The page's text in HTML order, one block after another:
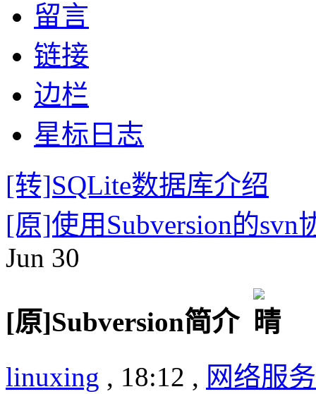
留言
链接
边栏
星标日志
[转]SQLite数据库介绍
[原]使用Subversion的svn
Jun 30
[原]Subversion简介
linuxing , 18:12 , 网络服务